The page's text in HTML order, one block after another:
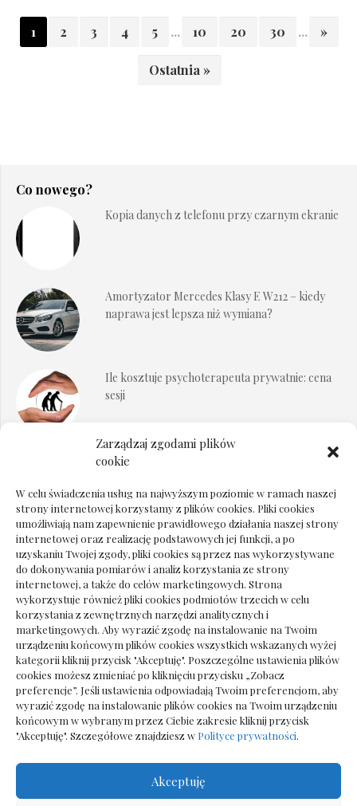
Zarządzaj zgodami plików
cookie
W celu świadczenia usług na najwyższym poziomie w ramach naszej
strony internetowej korzystamy z plików cookies. Pliki cookies
umożliwiają nam zapewnienie prawidłowego działania naszej strony
internetowej oraz realizację podstawowych jej funkcji, a po
uzyskaniu Twojej zgody, pliki cookies są przez nas wykorzystywane
do dokonywania pomiarów i analiz korzystania ze strony
internetowej, a także do celów marketingowych. Strona
wykorzystuje również pliki cookies podmiotów trzecich w celu
korzystania z zewnętrznych narzędzi analitycznych i
marketingowych. Aby wyrazić zgodę na instalowanie na Twoim
urządzeniu końcowym plików cookies wszystkich wskazanych wyżej
kategorii kliknij przycisk "Akceptuję". Poszczególne ustawienia plików
cookies możesz zmieniać po kliknięciu przycisku „Zobacz
preferencje”. Jeśli ustawienia odpowiadają Twoim preferencjom, aby
wyrazić zgodę na instalowanie plików cookies na Twoim urządzeniu
końcowym w wybranym przez Ciebie zakresie kliknij przycisk
"Akceptuję". Szczegółowe znajdziesz w Polityce prywatności.
Akceptuję
1 2 3 4 5 ... 10 20 30 ... »
Ostatnia »
Co nowego?
Kopia danych z telefonu przy czarnym ekranie
Amortyzator Mercedes Klasy E W212 – kiedy
naprawa jest lepsza niż wymiana?
Ile kosztuje psychoterapeuta prywatnie: cena
sesji
Dokumenty do odbioru przy zmianie biura
Deska podłogowa do salonu: jak wybrać bez
pośpiechu